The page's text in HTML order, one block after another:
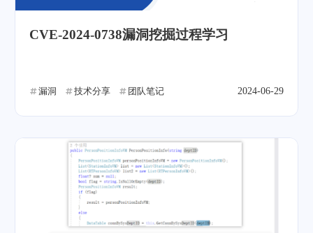
CVE-2024-0738漏洞挖掘过程学习
漏洞 技术分享 团队笔记 2024-06-29